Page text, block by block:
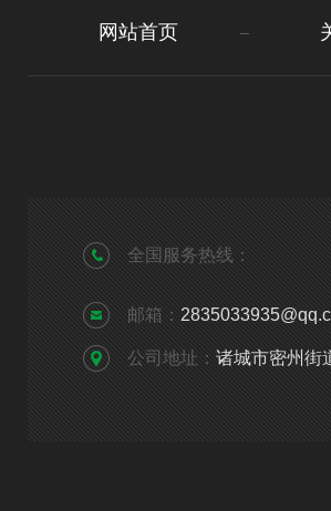
网站首页
全国服务热线：
邮箱：
公司地址： 诸城市密州街